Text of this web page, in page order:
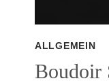
ALLGEMEIN
Boudoir